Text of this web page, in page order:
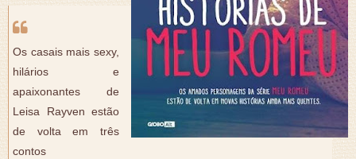
Os casais mais sexy,
hilários e
apaixonantes de
Leisa Rayven estão
de volta em três
contos